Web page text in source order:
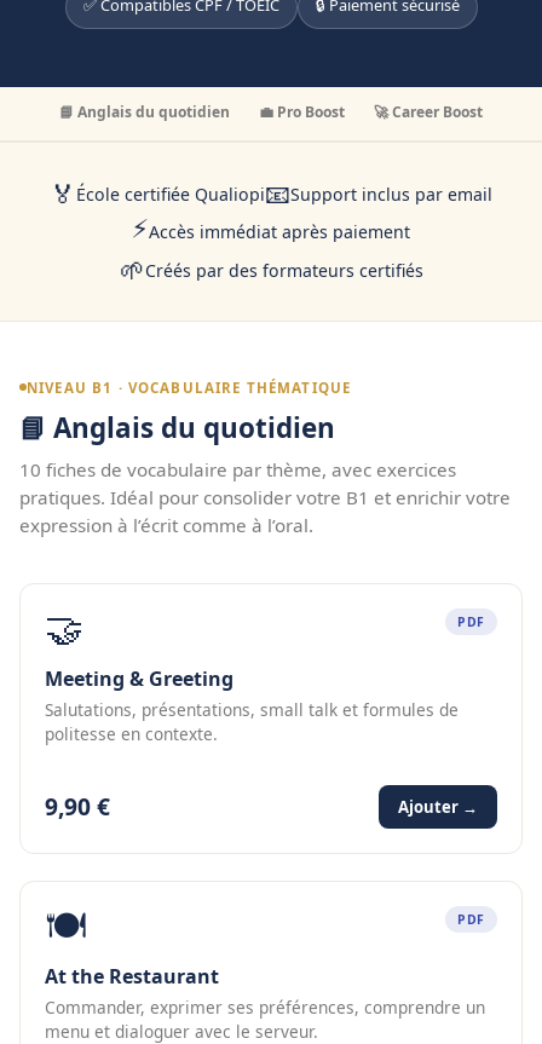
✅ Compatibles CPF / TOEIC
🔒 Paiement sécurisé
📘 Anglais du quotidien 💼 Pro Boost 🚀 Career Boost
🏅 École certifiée Qualiopi📧Support inclus par email
⚡Accès immédiat après paiement
🌱Créés par des formateurs certifiés
NIVEAU B1 · VOCABULAIRE THÉMATIQUE
📘 Anglais du quotidien
10 fiches de vocabulaire par thème, avec exercices
pratiques. Idéal pour consolider votre B1 et enrichir votre
expression à l’écrit comme à l’oral.
🤝 PDF
Meeting & Greeting
Salutations, présentations, small talk et formules de
politesse en contexte.
9,90 € Ajouter →
🍽️ PDF
At the Restaurant
Commander, exprimer ses préférences, comprendre un
menu et dialoguer avec le serveur.